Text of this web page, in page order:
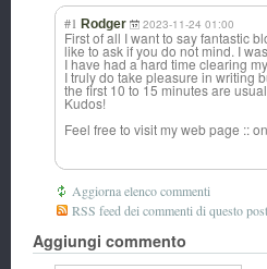
#1 Rodger 2023-11-24 01:00
First of all I want to say fantastic
like to ask if you do not mind. I
I have had a hard time clearing
I truly do take pleasure in writing
the first 10 to 15 minutes are
Kudos!
Feel free to visit my web page ::
Aggiorna elenco commenti
RSS feed dei commenti di questo
Aggiungi commento